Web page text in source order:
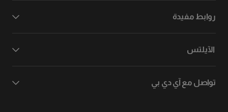
روابط مفيدة
الآيلتس
تواصل مع آي دي بي